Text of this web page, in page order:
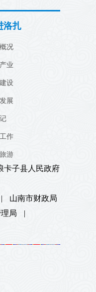
洛扎
况
业
设
展
作
游
卡子县人民政府
|
山南市财政局
局
|